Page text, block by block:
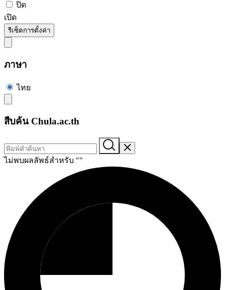
ปิด
เปิด
รีเซ็ตการตั้งค่า
ภาษา
ไทย
สืบค้น Chula.ac.th
ไม่พบผลลัพธ์สำหรับ ""